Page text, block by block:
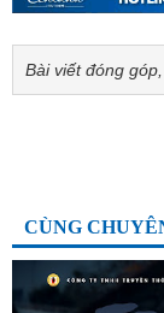
Bài viết đóng
CÙNG